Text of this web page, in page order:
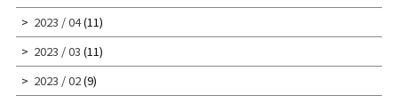
2023 / 04(11)
2023 / 03 (11)
2023 / 02(9)